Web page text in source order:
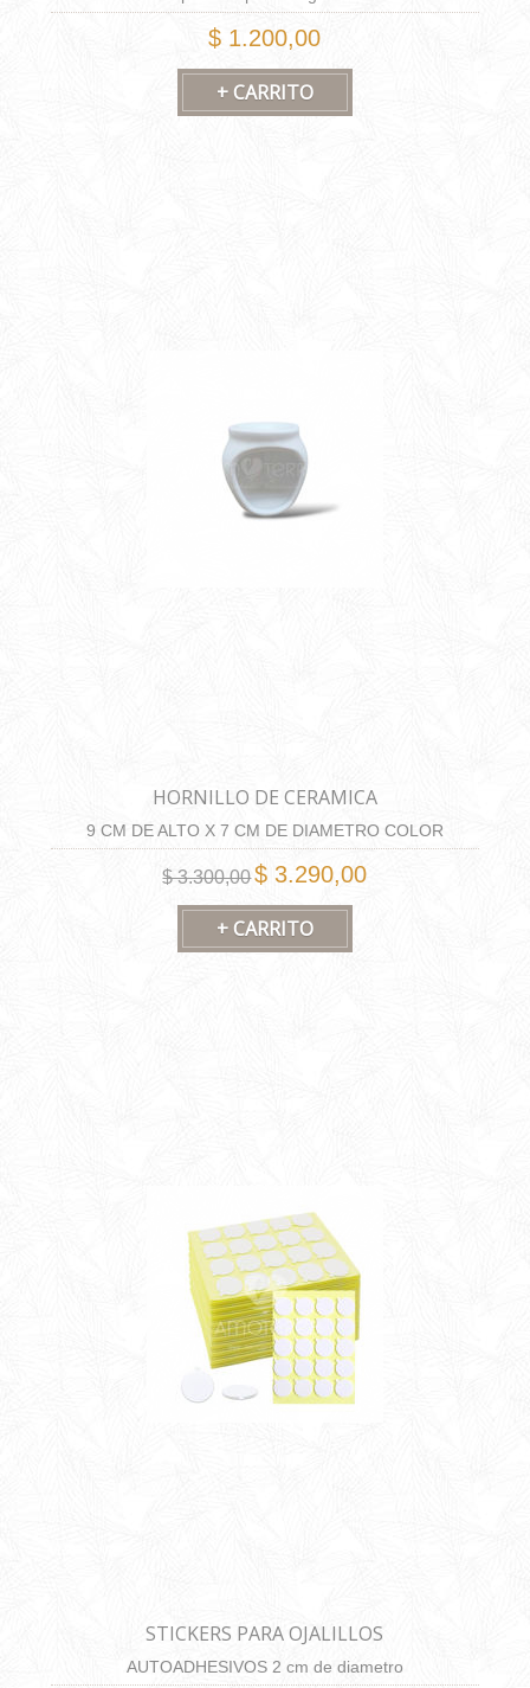
$ 1.200,00
HORNILLO DE CERAMICA
9 CM DE ALTO X 7 CM DE DIAMETRO COLOR
BLANCO
$ 3.300,00$ 3.290,00
STICKERS PARA OJALILLOS
AUTOADHESIVOS 2 cm de diametro